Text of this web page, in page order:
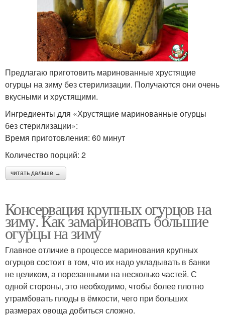
Предлагаю приготовить маринованные хрустящие
огурцы на зиму без стерилизации. Получаются они очень
вкусными и хрустящими.
Ингредиенты для «Хрустящие маринованные огурцы
без стерилизации»:
Время приготовления: 60 минут
Количество порций: 2
читать дальше →
Консервация крупных огурцов на
зиму. Как замариновать большие
огурцы на зиму
Главное отличие в процессе маринования крупных
огурцов состоит в том, что их надо укладывать в банки
не целиком, а порезанными на несколько частей. С
одной стороны, это необходимо, чтобы более плотно
утрамбовать плоды в ёмкости, чего при больших
размерах овоща добиться сложно.